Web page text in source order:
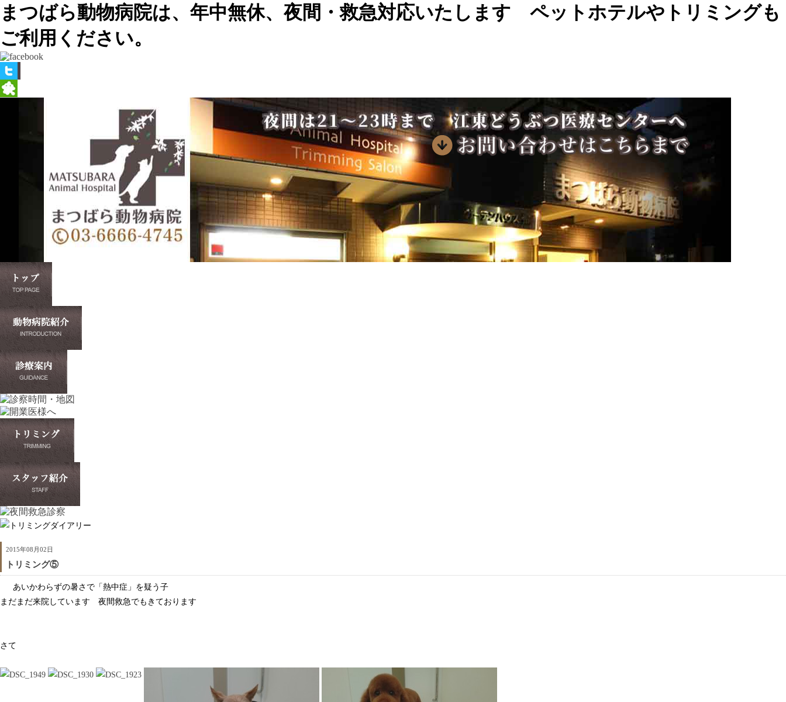
まつばら動物病院は、年中無休、夜間・救急対応いたします ペットホテルやトリミングも
ご利用ください。
2015年08月02日
トリミング⑤
あいかわらずの暑さで「熱中症」を疑う子
まだまだ来院しています 夜間救急でもきております
さて